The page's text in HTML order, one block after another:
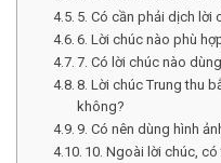
5. Có cần phải dịch lời
6. Lời chúc nào phù
7. Có lời chúc nào
8. Lời chúc Trung thu
không?
9. Có nên dùng hình
10. Ngoài lời chúc,